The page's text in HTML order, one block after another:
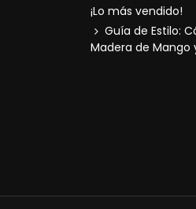
¡Lo más vendido!
Guía de Estilo:
Madera de Mango